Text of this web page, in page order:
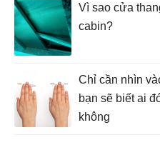
Vì sao cửa
cabin?
Chỉ cần nhìn
bạn sẽ biết ai
không